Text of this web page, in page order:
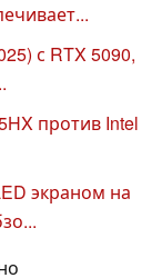
с RTX 5090,
против Intel
экраном на